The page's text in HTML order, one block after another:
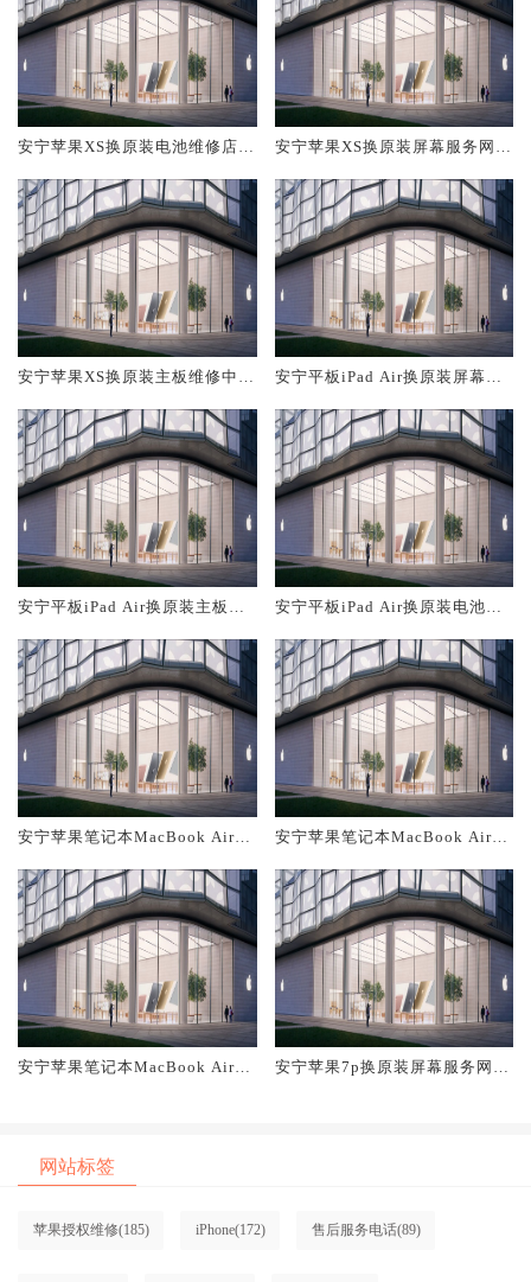
安宁苹果XS换原装电池维修店大
安宁苹果XS换原装屏幕服务网点
安宁苹果XS换原装主板维修中心
安宁平板iPad Air换原装屏幕服
安宁平板iPad Air换原装主板维
安宁平板iPad Air换原装电池维
安宁苹果笔记本MacBook Air换
安宁苹果笔记本MacBook Air换
安宁苹果笔记本MacBook Air换
安宁苹果7p换原装屏幕服务网点
网站标签
苹果授权维修(185) iPhone(172) 售后服务电话(89)